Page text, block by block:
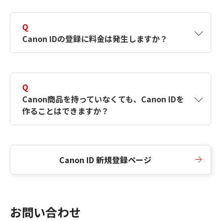
択したサービスから取得します。アカウントを
簡単に作成できるように、この情報を使用して
Canon IDの登録フォームを入力します。
Q
Canon IDの登録に料金は発生しますか？
Q
Canon商品を持っていなくても、Canon IDを
作ることはできますか？
Canon ID 新規登録ページ
お問い合わせ